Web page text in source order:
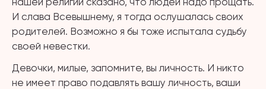
И слава Всевышнему, я тогда ослушалась своих
родителей. Возможно я бы тоже испытала судьбу
своей невестки.
Девочки, милые, запомните, вы личность. И никто
не имеет право подавлять вашу личность, ваши